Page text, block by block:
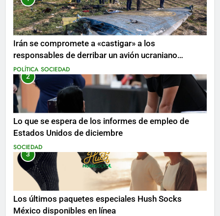
Irán se compromete a «castigar» a los
responsables de derribar un avión ucraniano
mientras se realizan arrestos
POLÍTICA SOCIEDAD
2
Lo que se espera de los informes de empleo de
Estados Unidos de diciembre
SOCIEDAD
3
Los últimos paquetes especiales Hush Socks
México disponibles en línea